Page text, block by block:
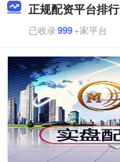
正规配资平台排行
已收录999+家平台